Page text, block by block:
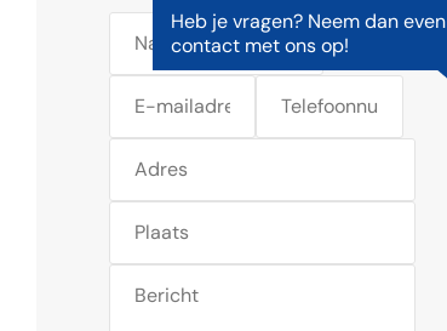
Heb je vragen? Neem dan even
contact met ons op!